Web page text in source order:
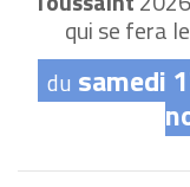
qui se fera le
du samedi